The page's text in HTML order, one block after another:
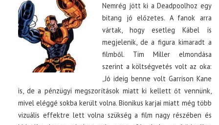
Nemrég jött ki a Deadpoolhoz egy
bitang jó előzetes. A fanok arra
vártak, hogy esetleg Kábel is
megjelenik, de a figura kimaradt a
filmből. Tim Miller elmondása
szerint a költségvetés volt az oka:
„Jó ideig benne volt Garrison Kane
is, de a pénzügyi megszorítások miatt ki kellett őt vennünk,
mivel eléggé sokba került volna. Bionikus karjai miatt még több
vizuális effektre lett volna szükség a film nagy részében és